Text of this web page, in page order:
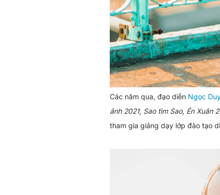
Các năm qua, đạo diễn Ngọc
ảnh 2021, Sao tìm Sao, Én Xuân
tham gia giảng dạy lớp đào tạo